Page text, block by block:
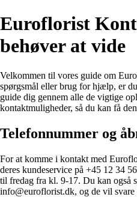
Euroflorist
behøver at vide
Velkommen til vores guide om
spørgsmål eller brug for hjælp, er
guide dig gennem alle de vigtige
kontaktmuligheder, så du kan få
Telefonnummer og
For at komme i kontakt med
deres kundeservice på +45 12 34
til fredag fra kl. 9-17. Du kan også
info@euroflorist.dk, og de vil